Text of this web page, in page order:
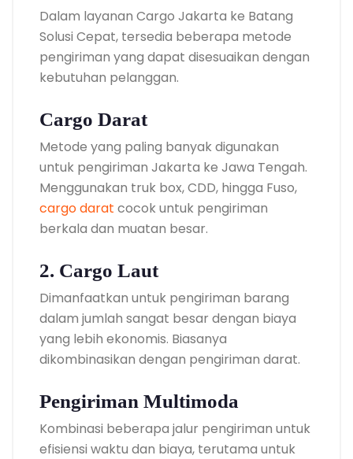
Dalam layanan Cargo Jakarta ke Batang
Solusi Cepat, tersedia beberapa metode
pengiriman yang dapat disesuaikan dengan
kebutuhan pelanggan.
Cargo Darat
Metode yang paling banyak digunakan
untuk pengiriman Jakarta ke Jawa Tengah.
Menggunakan truk box, CDD, hingga Fuso,
cargo darat cocok untuk pengiriman
berkala dan muatan besar.
2. Cargo Laut
Dimanfaatkan untuk pengiriman barang
dalam jumlah sangat besar dengan biaya
yang lebih ekonomis. Biasanya
dikombinasikan dengan pengiriman darat.
Pengiriman Multimoda
Kombinasi beberapa jalur pengiriman untuk
efisiensi waktu dan biaya, terutama untuk